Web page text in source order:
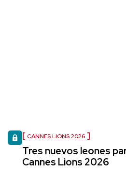
CANNES LIONS 2026
Tres nuevos leones
Cannes Lions 2026